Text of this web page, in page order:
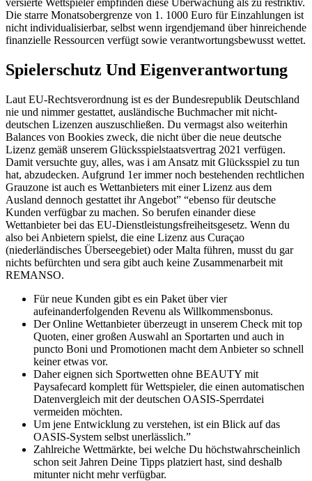
versierte Wettspieler empfinden diese Überwachung als zu restriktiv.
Die starre Monatsobergrenze von 1. 1000 Euro für Einzahlungen ist
nicht individualisierbar, selbst wenn irgendjemand über hinreichende
finanzielle Ressourcen verfügt sowie verantwortungsbewusst wettet.
Spielerschutz Und Eigenverantwortung
Laut EU-Rechtsverordnung ist es der Bundesrepublik Deutschland
nie und nimmer gestattet, ausländische Buchmacher mit nicht-
deutschen Lizenzen auszuschließen. Du vermagst also weiterhin
Balances von Bookies zweck, die nicht über die neue deutsche
Lizenz gemäß unserem Glücksspielstaatsvertrag 2021 verfügen.
Damit versuchte guy, alles, was i am Ansatz mit Glücksspiel zu tun
hat, abzudecken. Aufgrund 1er immer noch bestehenden rechtlichen
Grauzone ist auch es Wettanbieters mit einer Lizenz aus dem
Ausland dennoch gestattet ihr Angebot” “ebenso für deutsche
Kunden verfügbar zu machen. So berufen einander diese
Wettanbieter bei das EU-Dienstleistungsfreiheitsgesetz. Wenn du
also bei Anbietern spielst, die eine Lizenz aus Curaçao
(niederländisches Überseegebiet) oder Malta führen, musst du gar
nichts befürchten und sera gibt auch keine Zusammenarbeit mit
REMANSO.
Für neue Kunden gibt es ein Paket über vier
aufeinanderfolgenden Revenu als Willkommensbonus.
Der Online Wettanbieter überzeugt in unserem Check mit top
Quoten, einer großen Auswahl an Sportarten und auch in
puncto Boni und Promotionen macht dem Anbieter so schnell
keiner etwas vor.
Daher eignen sich Sportwetten ohne BEAUTY mit
Paysafecard komplett für Wettspieler, die einen automatischen
Datenvergleich mit der deutschen OASIS-Sperrdatei
vermeiden möchten.
Um jene Entwicklung zu verstehen, ist ein Blick auf das
OASIS-System selbst unerlässlich.”
Zahlreiche Wettmärkte, bei welche Du höchstwahrscheinlich
schon seit Jahren Deine Tipps platziert hast, sind deshalb
mitunter nicht mehr verfügbar.